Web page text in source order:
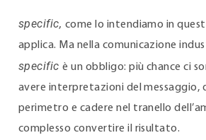
specific, come lo intendiamo in
applica. Ma nella comunicazione
specificè un obbligo: più chance ci
avere interpretazioni del messaggio,
perimetro e cadere nel tranello
complesso convertire il risultato.